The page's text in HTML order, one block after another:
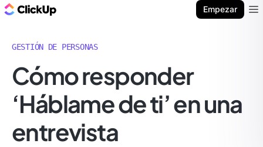
Empezar
GESTIÓN DE PERSONAS
Cómo responder
‘Háblame de ti’ en una
entrevista